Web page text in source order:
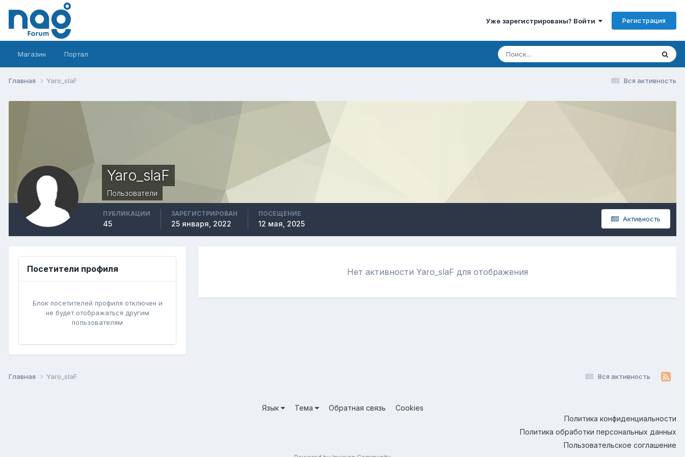
Уже зарегистрированы? Войти Регистрация
Магазин Портал
Вся активность
Главная Yaro_slaF
Yaro_slaF
Пользователи
Активность
ПУБЛИКАЦИИ
45
ЗАРЕГИСТРИРОВАН
25 января, 2022
ПОСЕЩЕНИЕ
12 мая, 2025
Посетители профиля
Блок посетителей профиля отключен и
не будет отображаться другим
пользователям
Нет активности Yaro_slaF для отображения
Вся активность
Главная Yaro_slaF
Язык Тема Обратная связь
Cookies
Политика конфиденциальности
Политика обработки персональных данных
Пользовательское соглашение